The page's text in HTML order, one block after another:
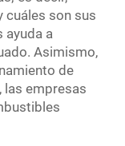
cuáles son sus
ayuda a
Asimismo,
de
las empresas